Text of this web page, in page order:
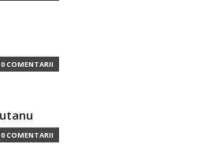
0 COMENTARII
0 COMENTARII